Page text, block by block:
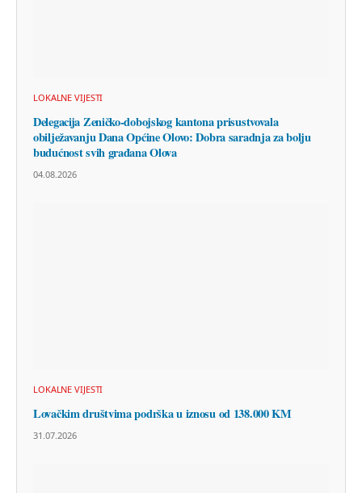
LOKALNE VIJESTI
Delegacija Zeničko-dobojskog kantona prisustvovala
obilježavanju Dana Općine Olovo: Dobra saradnja za bolju
budućnost svih građana Olova
04.08.2026
LOKALNE VIJESTI
Lovačkim društvima podrška u iznosu od 138.000 KM
31.07.2026